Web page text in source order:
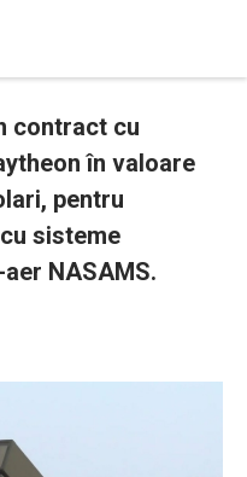
contract cu
în valoare
pentru
sisteme
NASAMS.